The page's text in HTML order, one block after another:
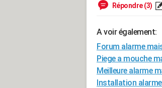
Répondre (3)
A voir également:
Forum alarme
Piege a mouche
Meilleure alarme
Installation